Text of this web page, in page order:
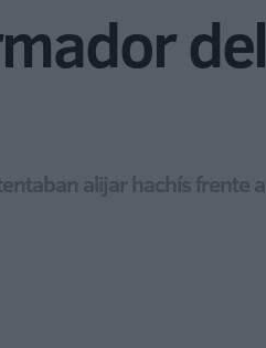
del
alijar hachís frente a